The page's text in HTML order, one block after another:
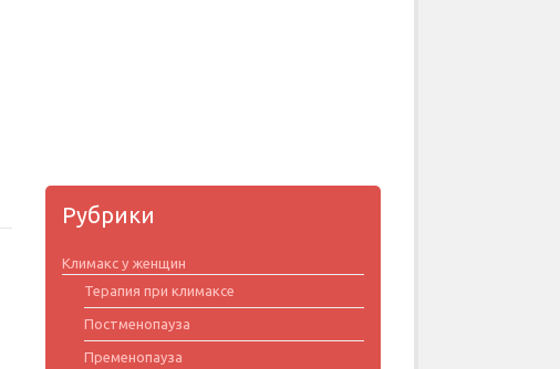
Рубрики
Климакс у женщин
Терапия при климаксе
Постменопауза
Пременопауза